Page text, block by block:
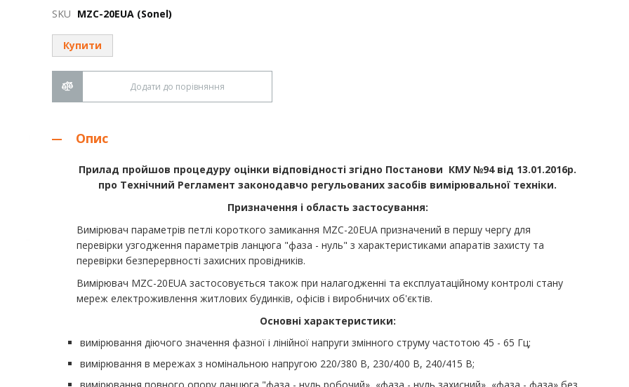
SKU MZC-20EUA (Sonel)
Купити
Додати до порівняння
Опис
Прилад пройшов процедуру оцінки відповідності згідно Постанови КМУ №94 від 13.01.2016р.
про Технічний Регламент законодавчо регульованих засобів вимірювальної техніки.
Призначення і область застосування:
Вимірювач параметрів петлі короткого замикання MZC-20EUA призначений в першу чергу для
перевірки узгодження параметрів ланцюга "фаза - нуль" з характеристиками апаратів захисту та
перевірки безперервності захисних провідників.
Вимірювач MZC-20EUA застосовується також при налагодженні та експлуатаційному контролі стану
мереж електроживлення житлових будинків, офісів і виробничих об'єктів.
Основні характеристики:
вимірювання діючого значення фазної і лінійної напруги змінного струму частотою 45 - 65 Гц;
вимірювання в мережах з номінальною напругою 220/380 В, 230/400 В, 240/415 В;